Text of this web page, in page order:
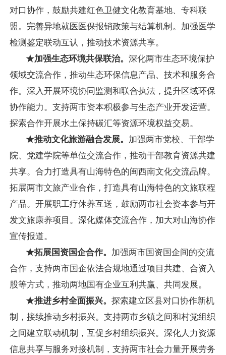
对口协作，鼓励共建红色卫健文化教育基地、专科联
盟。完善异地就医医保报销政策与结算机制。加强医学
检测鉴定联动互认，推动技术资源共享。
★加强生态环境共保联治。 深化两市生态环境保护
领域交流合作，推动生态环保信息产品、技术和服务合
作。深入开展环境协同监测和联合执法，提升区域环保
协作能力。支持两市资本积极参与生态产业开发运营。
探索合作开展水土保持碳汇等资源环境权益交易。
★推动文化旅游融合发展。 加强两市党校、干部学
院、党建学院等单位交流合作，推动干部教育资源共建
共享。合力打造具有山海特色的闽西南文化交流品牌。
拓展两市文旅产业合作，打造具有山海特色的文旅联程
产品。开展职工疗休养互送，鼓励两市社会资本参与开
发文旅康养项目。深化媒体交流合作，加大对山海协作
宣传报道。
★拓展国资国企合作。 加强两市国资国企间的交流
合作，支持两市国企依法合规地通过项目共建、合资入
股等方式，推动两地国有企业互利共赢、共同发展。
★推进乡村全面振兴。 探索建立区县对口协作新机
制，接续推动乡村振兴。支持两市乡镇之间和村党组织
之间建立联动机制，互促乡村组织振兴。深化人力资源
信息共享与服务对接机制，支持两市社会力量开展劳务